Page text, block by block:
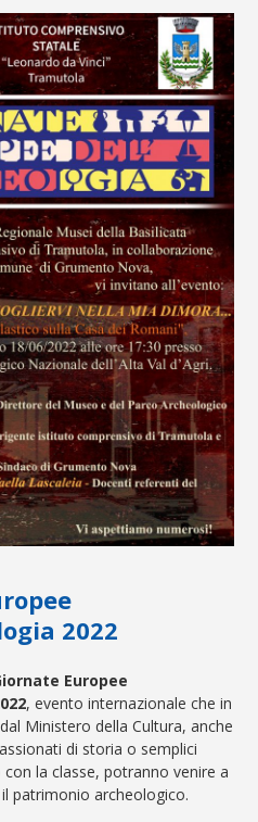
2022
Europee
, evento internazionale che in
Ministero della Cultura, anche
di storia o semplici
la classe, potranno venire a
patrimonio archeologico.